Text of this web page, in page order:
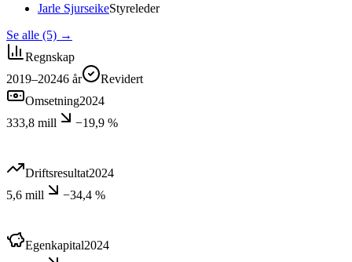
Jarle SjurseikeStyreleder
Se alle (5) →
Regnskap
2019–20246 år
Revidert
Omsetning2024
333,8 mill
−19,9 %
Driftsresultat2024
5,6 mill
−34,4 %
Egenkapital2024